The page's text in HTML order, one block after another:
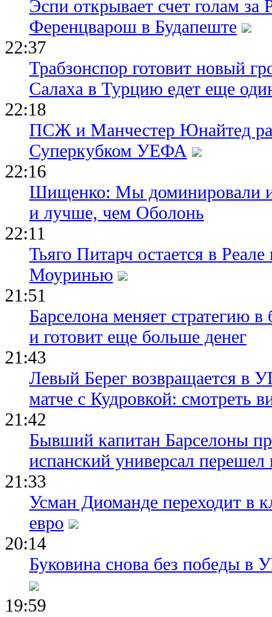
Эспи открывает счет голам
Ференцварош в Будапеште
22:37
Трабзонспор готовит новый
Салаха в Турцию едет еще
22:18
ПСЖ и Манчестер Юнайтед
Суперкубком УЕФА
22:16
Шищенко: Мы доминировали
и лучше, чем Оболонь
22:11
Тьяго Питарч остается в
Моуринью
21:51
Барселона меняет стратегию
и готовит еще больше денег
21:43
Левый Берег возвращается в
матче с Кудровкой: смотреть
21:42
Бывший капитан Барселоны
испанский универсал перешел
21:33
Усман Диоманде переходит в
евро
20:14
Буковина снова без победы
19:59